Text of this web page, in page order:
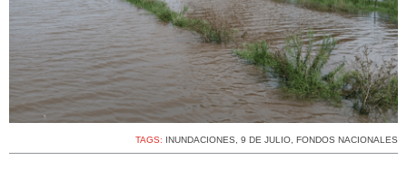
TAGS: INUNDACIONES, 9 DE JULIO, FONDOS NACIONALES